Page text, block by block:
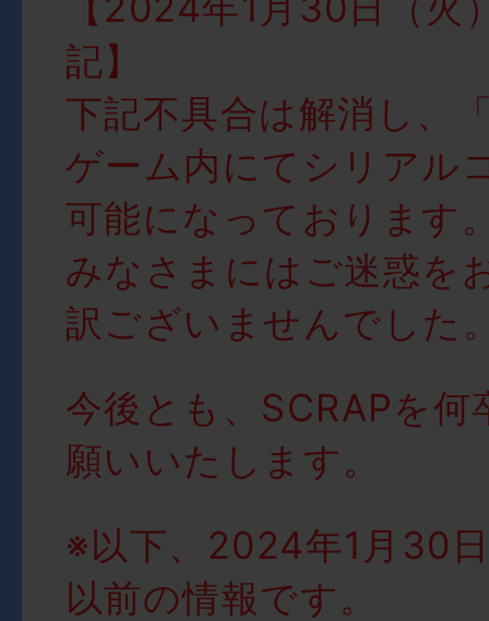
記】
下記不具合は解消し、
ゲーム内にてシリアル
可能になっております
みなさまにはご迷惑を
訳ございませんでした
今後とも、SCRAPを何
願いいたします。
※以下、2024年1月30
以前の情報です。